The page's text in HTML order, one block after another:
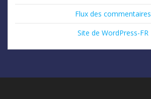
Flux des commentaires
Site de WordPress-FR